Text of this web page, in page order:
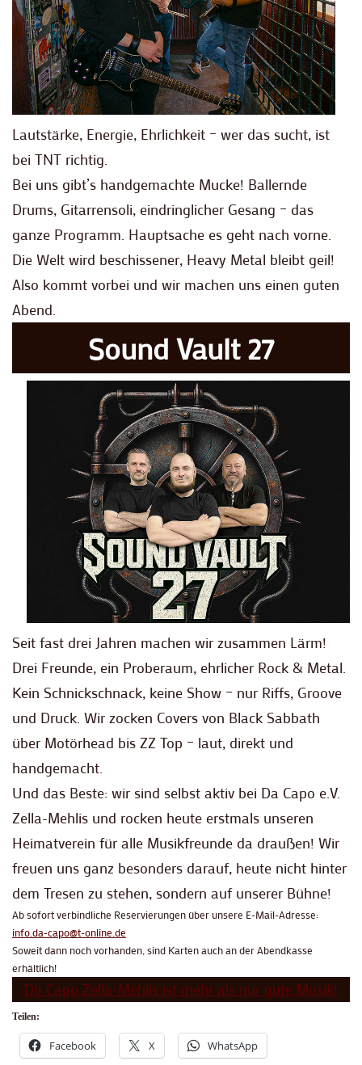
Lautstärke, Energie, Ehrlichkeit – wer das sucht, ist
bei TNT richtig.
Bei uns gibt’s handgemachte Mucke! Ballernde
Drums, Gitarrensoli, eindringlicher Gesang – das
ganze Programm. Hauptsache es geht nach vorne.
Die Welt wird beschissener, Heavy Metal bleibt geil!
Also kommt vorbei und wir machen uns einen guten
Abend.
Sound Vault 27
Seit fast drei Jahren machen wir zusammen Lärm!
Drei Freunde, ein Proberaum, ehrlicher Rock & Metal.
Kein Schnickschnack, keine Show – nur Riffs, Groove
und Druck. Wir zocken Covers von Black Sabbath
über Motörhead bis ZZ Top – laut, direkt und
handgemacht.
Und das Beste: wir sind selbst aktiv bei Da Capo e.V.
Zella-Mehlis und rocken heute erstmals unseren
Heimatverein für alle Musikfreunde da draußen! Wir
freuen uns ganz besonders darauf, heute nicht hinter
dem Tresen zu stehen, sondern auf unserer Bühne!
Ab sofort verbindliche Reservierungen über unsere E-Mail-Adresse:
info.da-capo@t-online.de
Soweit dann noch vorhanden, sind Karten auch an der Abendkasse
erhältlich!
Da Capo Zella-Mehlis ist mehr als nur gute Musik!
Teilen:
Facebook X WhatsApp